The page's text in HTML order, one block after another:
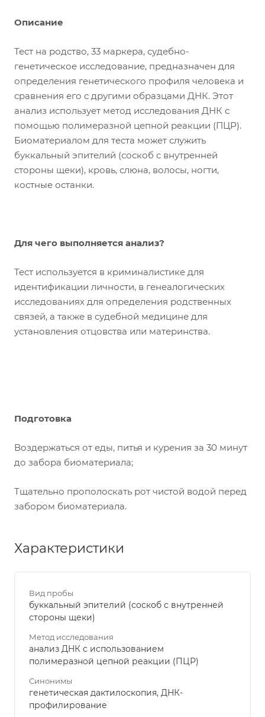
Описание
Тест на родство, 33 маркера, судебно-
генетическое исследование, предназначен для
определения генетического профиля человека и
сравнения его с другими образцами ДНК. Этот
анализ использует метод исследования ДНК с
помощью полимеразной цепной реакции (ПЦР).
Биоматериалом для теста может служить
буккальный эпителий (соскоб с внутренней
стороны щеки), кровь, слюна, волосы, ногти,
костные останки.
Для чего выполняется анализ?
Тест используется в криминалистике для
идентификации личности, в генеалогических
исследованиях для определения родственных
связей, а также в судебной медицине для
установления отцовства или материнства.
Подготовка
Воздержаться от еды, питья и курения за 30 минут
до забора биоматериала;
Тщательно прополоскать рот чистой водой перед
забором биоматериала.
Характеристики
Вид пробы
буккальный эпителий (соскоб с внутренней
стороны щеки)
Метод исследования
анализ ДНК с использованием
полимеразной цепной реакции (ПЦР)
Синонимы
генетическая дактилоскопия, ДНК-
профилирование